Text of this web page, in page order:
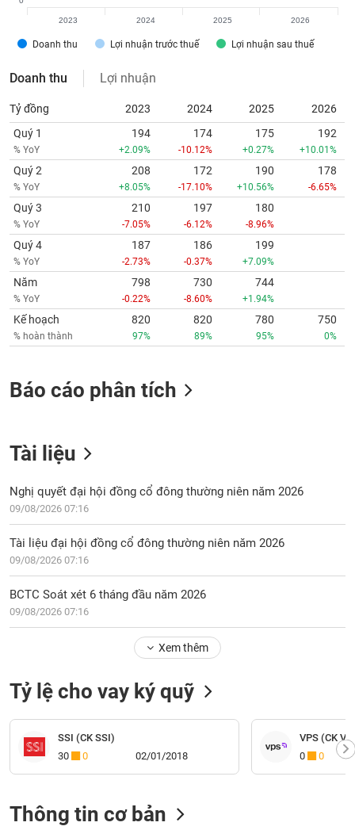
Doanh thu Lợi nhuận trước thuế Lợi nhuận sau thuế
2023 2024 2025 2026
Doanh thu Lợi nhuận
Tỷ đồng 2023 2024 2025
2026
Quý 1
% YoY
194
+2.09%
174
-10.12%
175
+0.27%
192
+10.01%
Quý 2
% YoY
208
+8.05%
172
-17.10%
190
+10.56%
178
-6.65%
Quý 3
% YoY
210
-7.05%
197
-6.12%
180
-8.96%
Quý 4
% YoY
187
-2.73%
186
-0.37%
199
+7.09%
Năm
% YoY
798
-0.22%
730
-8.60%
744
+1.94%
Kế hoạch
% hoàn thành
820
97%
820
89%
780
95%
750
0%
Báo cáo phân tích
Tài liệu
Nghị quyết đại hội đồng cổ đông thường niên năm 2026
09/08/2026 07:16
Tài liệu đại hội đồng cổ đông thường niên năm 2026
09/08/2026 07:16
BCTC Soát xét 6 tháng đầu năm 2026
09/08/2026 07:16
Xem thêm
Tỷ lệ cho vay ký quỹ
SSI (CK SSI)
30
0 02/01/2018
VPS (CK
0
0
Thông tin cơ bản